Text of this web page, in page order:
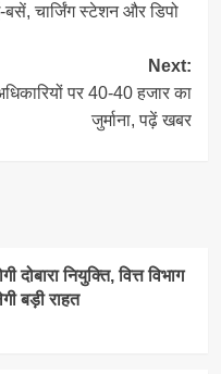
चार्जिंग स्टेशन और डिपो
Next:
पर 40-40 हजार का
जुर्माना, पढ़ें खबर
दोबारा नियुक्ति, वित्त विभाग
बड़ी राहत